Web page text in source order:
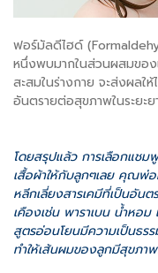
ฟอร์มัลดีไฮด์
หนึ่งพบมากในส่วนผสมขอ
สะสมในร่างกาย จะส่งผลใ
อันตรายต่อสุขภาพในระยะย
โดยสรุปแล้ว การเลือกแช
เสื้อผ้าให้กับลูกๆเลย คุณพ่
หลีกเลี่ยงสารเคมีที่เป็นอันต
เคืองเช่น พาราเบน น้ำหอ
สูตรอ่อนโยนมีความเป็นธร
ทำให้เส้นผมของลูกมีสุขภ